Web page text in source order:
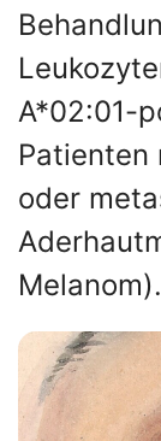
A*02:01-
Patienten
oder
Melanom).